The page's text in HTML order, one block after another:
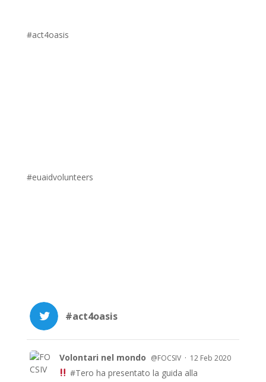
#act4oasis
#euaidvolunteers
#act4oasis
Volontari nel mondo @FOCSIV · 12 Feb 2020
#Tero ha presentato la guida alla